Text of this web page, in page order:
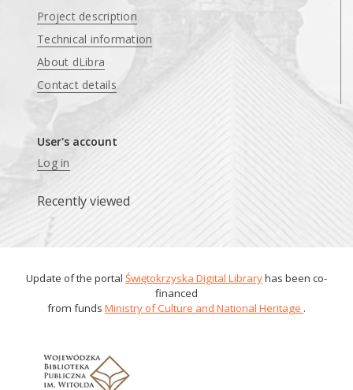
Project description
Technical information
About dLibra
Contact details
User's account
Log in
Recently viewed
Update of the portal Świętokrzyska Digital Libraryhas been co-
financed
from funds Ministry of Culture and National Heritage .